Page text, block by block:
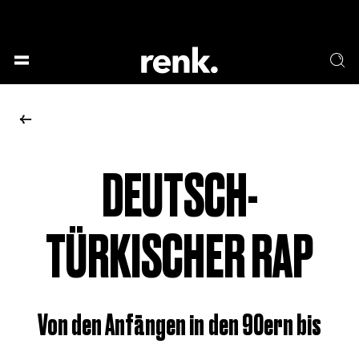
DEUTSCH-
TÜRKISCHER RAP
Von den Anfängen in den 90ern bis